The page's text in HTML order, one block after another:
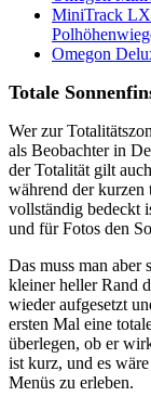
MiniTrack LX
Omegon
Totale
Wer zur
als Beobachter in
der Totalität gilt
während der kurzen
vollständig bedeckt
und für Fotos den
Das muss man aber
kleiner heller Rand
wieder aufgesetzt
ersten Mal eine
überlegen, ob er
ist kurz, und es
Menüs zu erleben.